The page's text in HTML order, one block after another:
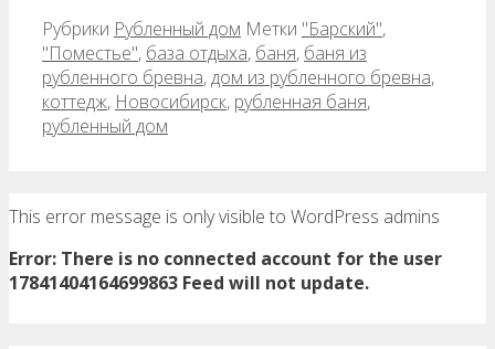
Рубрики Рубленный дом Метки "Барский",
"Поместье", база отдыха, баня, баня из
рубленного бревна,дом из рубленного бревна,
коттедж, Новосибирск, рубленная баня,
рубленный дом
This error message is only visible to WordPress admins
Error: There is no connected account for the user
17841404164699863 Feed will not update.